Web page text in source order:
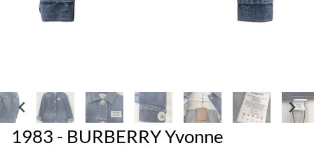
1983 - BURBERRY Yvonne